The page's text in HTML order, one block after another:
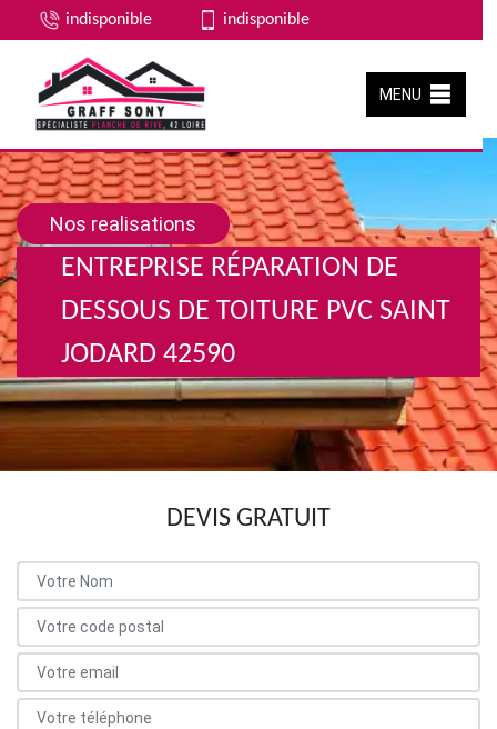
indisponible indisponible
MENU
Nos realisations
ENTREPRISE RÉPARATION DE
DESSOUS DE TOITURE PVC SAINT
JODARD 42590
DEVIS GRATUIT